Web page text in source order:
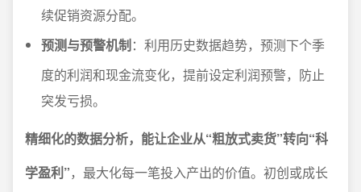
续促销资源分配。
预测与预警机制：利用历史数据趋势，预测下个季
度的利润和现金流变化，提前设定利润预警，防止
突发亏损。
精细化的数据分析，能让企业从“粗放式卖货”转向“科
学盈利”，最大化每一笔投入产出的价值。初创或成长